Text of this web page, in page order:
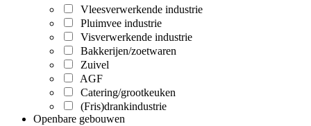
Vleesverwerkende industrie
Pluimvee industrie
Visverwerkende industrie
Bakkerijen/zoetwaren
Zuivel
AGF
Catering/grootkeuken
(Fris)drankindustrie
Openbare gebouwen